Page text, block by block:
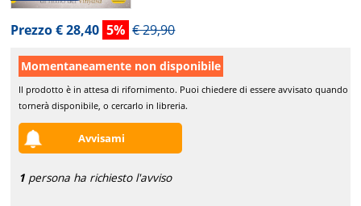
Prezzo € 28,40 5% € 29,90
Momentaneamente non disponibile
Il prodotto è in attesa di rifornimento. Puoi chiedere di essere avvisato quando
tornerà disponibile, o cercarlo in libreria.
Avvisami
1 persona ha richiesto l'avviso